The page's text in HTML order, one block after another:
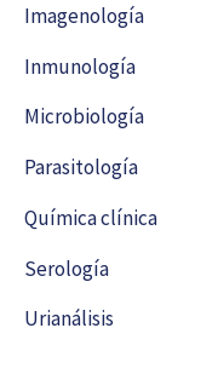
Imagenología
Inmunología
Microbiología
Parasitología
Química clínica
Serología
Urianálisis